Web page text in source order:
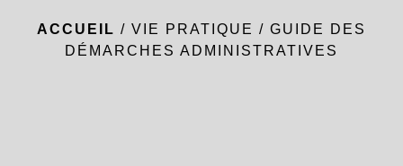
ACCUEIL / VIE PRATIQUE / GUIDE DES
DÉMARCHES ADMINISTRATIVES